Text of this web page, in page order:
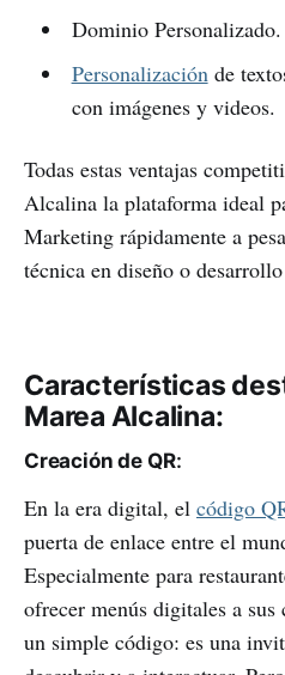
Dominio Personalizado.
Personalización de
con imágenes y videos.
Todas estas ventajas
Alcalina la plataforma ideal
Marketing rápidamente a
técnica en diseño o
Características
Marea Alcalina:
Creación de QR:
En la era digital, el código
puerta de enlace entre el
Especialmente para
ofrecer menús digitales a
un simple código: es una